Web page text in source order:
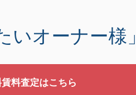
いオーナー様」
料査定はこちら